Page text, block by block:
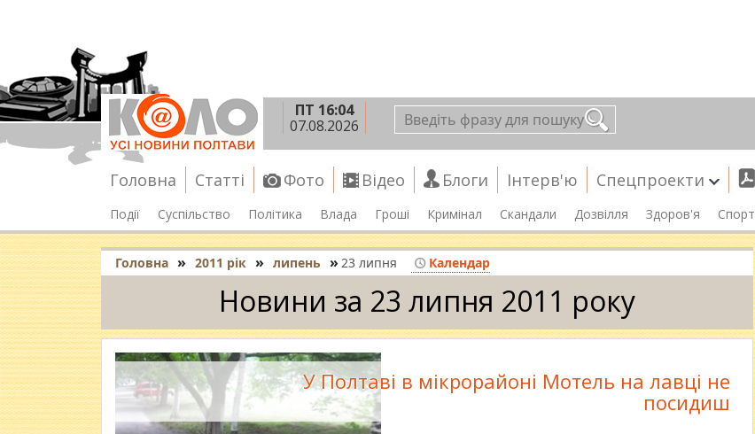
ПТ 16:04
07.08.2026
Головна Статті Фото Відео Блоги Інтерв'ю Спецпроекти
Події Суспільство Політика Влада Гроші Кримінал Скандали Дозвілля Здоров'я Спорт
Головна » 2011 рік » липень » 23 липня Календар
Новини за 23 липня 2011 року
У Полтаві в мікрорайоні Мотель на лавці не
посидиш